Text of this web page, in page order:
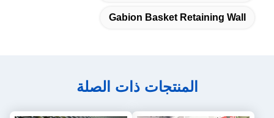
Gabion Basket Retaining Wall
المنتجات ذات الصلة